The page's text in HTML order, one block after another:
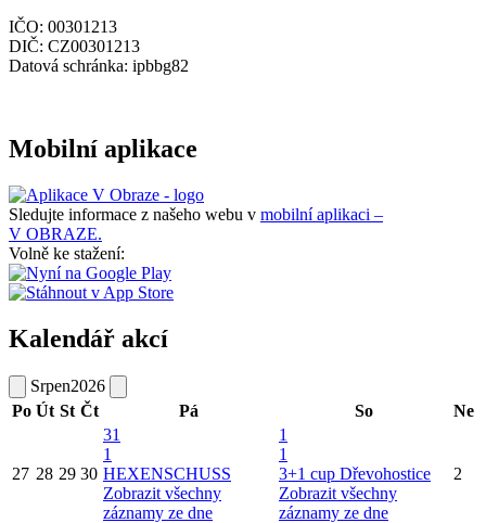
IČO: 00301213
DIČ: CZ00301213
Datová schránka: ipbbg82
Mobilní aplikace
Sledujte informace z našeho webu v mobilní aplikaci –
V OBRAZE.
Volně ke stažení:
Kalendář akcí
Srpen2026
Po Út St Čt Pá So Ne
27 28 29 30
31
1
HEXENSCHUSS
Zobrazit všechny
záznamy ze dne
1
1
3+1 cup Dřevohostice
Zobrazit všechny
záznamy ze dne
2